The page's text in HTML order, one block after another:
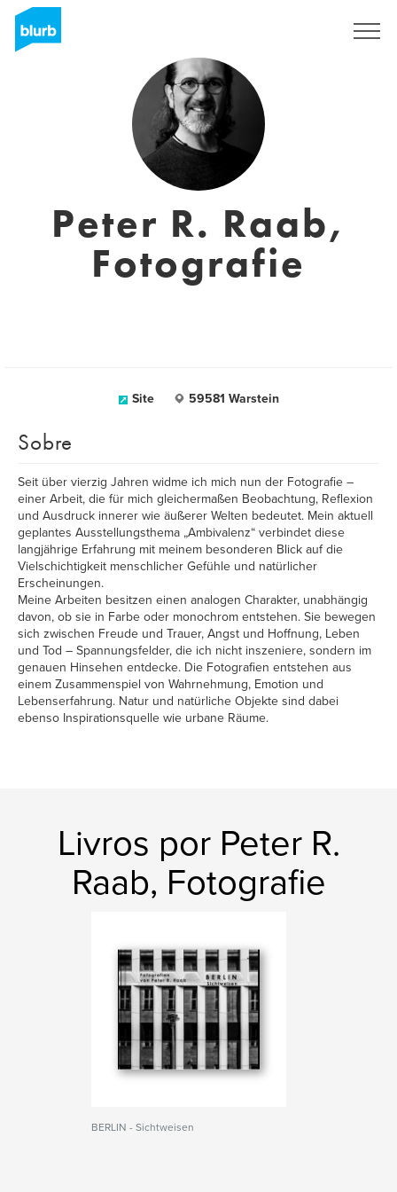
Peter R. Raab,
Fotografie
Site 59581 Warstein
Sobre
Seit über vierzig Jahren widme ich mich nun der Fotografie –
einer Arbeit, die für mich gleichermaßen Beobachtung, Reflexion
und Ausdruck innerer wie äußerer Welten bedeutet. Mein aktuell
geplantes Ausstellungsthema „Ambivalenz“ verbindet diese
langjährige Erfahrung mit meinem besonderen Blick auf die
Vielschichtigkeit menschlicher Gefühle und natürlicher
Erscheinungen.
Meine Arbeiten besitzen einen analogen Charakter, unabhängig
davon, ob sie in Farbe oder monochrom entstehen. Sie bewegen
sich zwischen Freude und Trauer, Angst und Hoffnung, Leben
und Tod – Spannungsfelder, die ich nicht inszeniere, sondern im
genauen Hinsehen entdecke. Die Fotografien entstehen aus
einem Zusammenspiel von Wahrnehmung, Emotion und
Lebenserfahrung. Natur und natürliche Objekte sind dabei
ebenso Inspirationsquelle wie urbane Räume.
Livros por Peter R.
Raab, Fotografie
BERLIN - Sichtweisen